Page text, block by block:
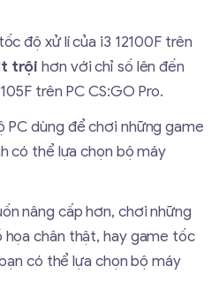
độ xử lí của i3 12100F trên
trội hơn với chỉ số lên đến
trên PC CS:GO Pro.
PC dùng để chơi những game
có thể lựa chọn bộ máy
nâng cấp hơn, chơi những
chân thật, hay game tốc
có thể lựa chọn bộ máy